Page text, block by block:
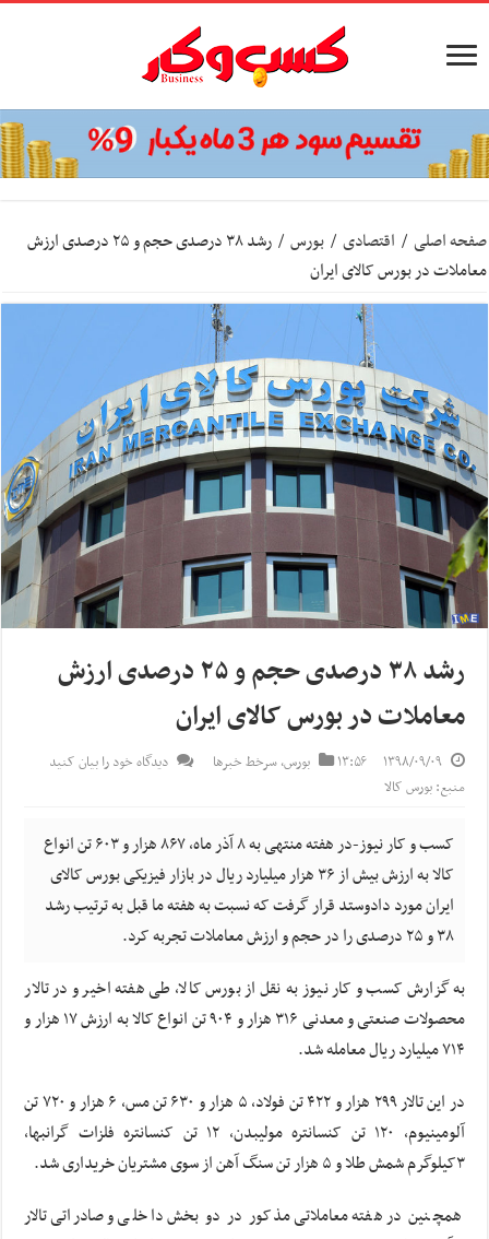
صفحه اصلی / اقتصادی / بورس /
رشد ۳۸ درصدی حجم و ۲۵ درصدی ارزش
معاملات در بورس کالای ایران
رشد ۳۸ درصدی حجم و ۲۵ درصدی ارزش
معاملات در بورس کالای ایران
۱۳۹۸/۰۹/۰۹ ۱۳:۵۶ بورس,سرخط خبرها
دیدگاه خود را بیان کنید
منبع: بورس کالا
کسب و کار نیوز-در هفته منتهی به ۸ آذر ماه، ۸۶۷ هزار و ۶۰۳ تن انواع
کالا به ارزش بیش از ۳۶ هزار میلیارد ریال در بازار فیزیکی بورس کالای
ایران مورد دادوستد قرار گرفت که نسبت به هفته ما قبل به ترتیب رشد
۳۸ و ۲۵ درصدی را در حجم و ارزش معاملات تجربه کرد.
به گزارش کسب و کار نیوز به نقل از بورس کالا، طی هفته اخیر و در تالار
محصولات صنعتی و معدنی ۳۱۶ هزار و ۹۰۴ تن انواع کالا به ارزش ۱۷ هزار و
۷۱۴ میلیارد ریال معامله شد.
در این تالار ۲۹۹ هزار و ۴۲۲ تن فولاد، ۵ هزار و ۶۳۰ تن مس، ۶ هزار و ۷۲۰ تن
آلومینیوم، ۱۲۰ تن کنسانتره مولیبدن، ۱۲ تن کنسانتره فلزات گرانبها،
۳کیلوگرم شمش طلا و ۵ هزار تن سنگ آهن از سوی مشتریان خریداری شد.
همچنین در هفته معاملاتی مذکور در دو بخش داخلی و صادراتی تالار